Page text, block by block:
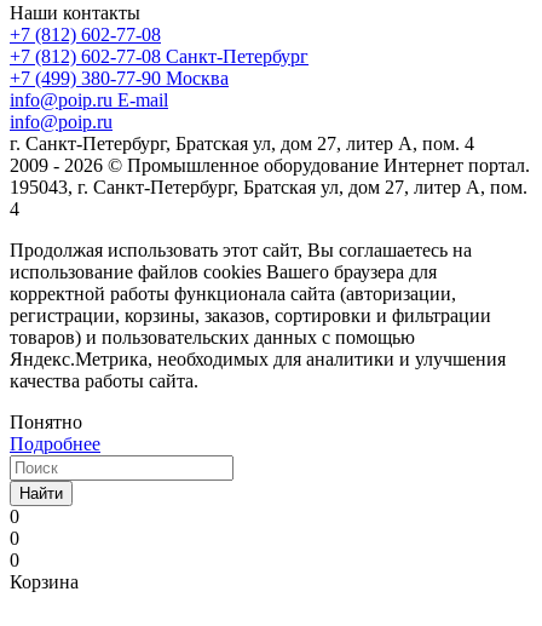
Наши контакты
+7 (812) 602-77-08
+7 (812) 602-77-08 Санкт-Петербург
+7 (499) 380-77-90 Москва
info@poip.ru E-mail
info@poip.ru
г. Санкт-Петербург, Братская ул, дом 27, литер А, пом. 4
2009 - 2026 © Промышленное оборудование Интернет портал.
195043, г. Санкт-Петербург, Братская ул, дом 27, литер А, пом.
4
Продолжая использовать этот сайт, Вы соглашаетесь на
использование файлов cookies Вашего браузера для
корректной работы функционала сайта (авторизации,
регистрации, корзины, заказов, сортировки и фильтрации
товаров) и пользовательских данных с помощью
Яндекс.Метрика, необходимых для аналитики и улучшения
качества работы сайта.
Понятно
Подробнее
Найти
0
0
0
Корзина